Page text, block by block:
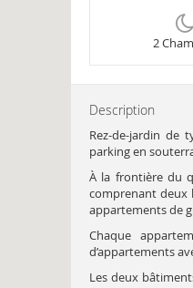
2
Description
Rez-de-jardin de
parking en
À la frontière du
comprenant deux
appartements de
Chaque
d’appartements
Les deux